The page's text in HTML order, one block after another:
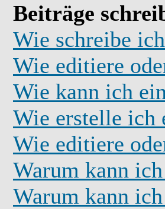
Beiträge
Wie schreibe
Wie editiere
Wie kann ich
Wie erstelle ich
Wie editiere
Warum kann
Warum kann